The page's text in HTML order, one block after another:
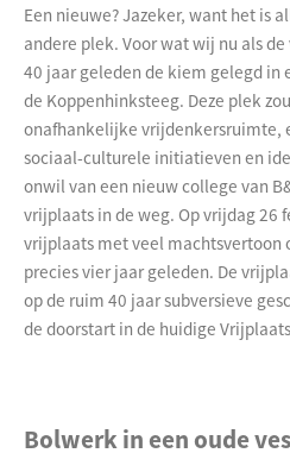
Een nieuwe? Jazeker, want het is
andere plek. Voor wat wij nu als
40 jaar geleden de kiem gelegd
de Koppenhinksteeg. Deze plek
onafhankelijke vrijdenkersruimte,
sociaal-culturele initiatieven en
onwil van een nieuw college van
vrijplaats in de weg. Op vrijdag 26
vrijplaats met veel machtsvertoon
precies vier jaar geleden. De
op de ruim 40 jaar subversieve
de doorstart in de huidige
Bolwerk in een oude